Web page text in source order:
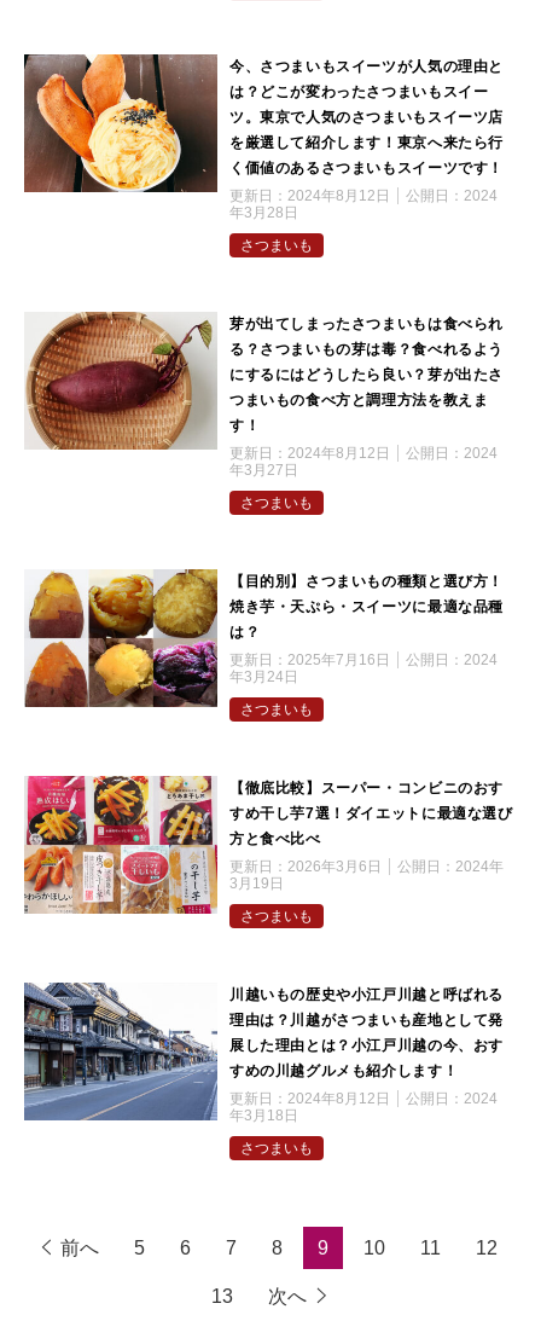
今、さつまいもスイーツが人気の理由と
は？どこが変わったさつまいもスイー
ツ。東京で人気のさつまいもスイーツ店
を厳選して紹介します！東京へ来たら行
く価値のあるさつまいもスイーツです！
更新日： 2024年8月12日 公開日： 2024
年3月28日
さつまいも
芽が出てしまったさつまいもは食べられ
る？さつまいもの芽は毒？食べれるよう
にするにはどうしたら良い？芽が出たさ
つまいもの食べ方と調理方法を教えま
す！
更新日： 2024年8月12日 公開日： 2024
年3月27日
さつまいも
【目的別】さつまいもの種類と選び方！
焼き芋・天ぷら・スイーツに最適な品種
は？
更新日： 2025年7月16日 公開日： 2024
年3月24日
さつまいも
【徹底比較】スーパー・コンビニのおす
すめ干し芋7選！ダイエットに最適な選び
方と食べ比べ
更新日： 2026年3月6日 公開日： 2024年
3月19日
さつまいも
川越いもの歴史や小江戸川越と呼ばれる
理由は？川越がさつまいも産地として発
展した理由とは？小江戸川越の今、おす
すめの川越グルメも紹介します！
更新日： 2024年8月12日 公開日： 2024
年3月18日
さつまいも
前へ 5 6 7 8 9 10 11 12
13 次へ